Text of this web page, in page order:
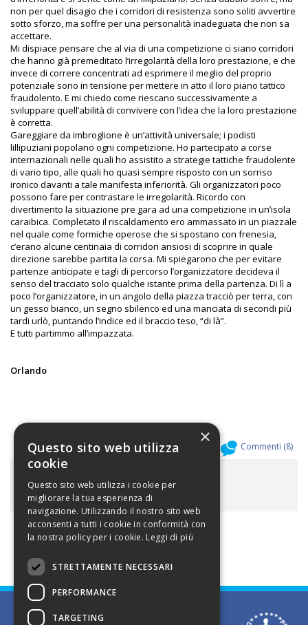
non per quel disagio che i corridori di resistenza sono soliti avvertire
sotto sforzo, ma soffre per una personalità inadeguata che non sa
accettare.
Mi dispiace pensare che al via di una competizione ci siano corridori
che hanno già premeditato l’irregolarità della loro prestazione, e che
invece di correre concentrati ad esprimere il meglio del proprio
potenziale sono in tensione per mettere in atto il loro piano tattico
fraudolento. E mi chiedo come riescano successivamente a
sviluppare quell’abilità di convivere con l’idea che la loro prestazione
è corretta.
Gareggiare da imbroglione è un’attività universale; i podisti
lillipuziani popolano ogni competizione. Ho partecipato a corse
internazionali nelle quali ho assistito a strategie tattiche fraudolente
di vario tipo, alle quali ho quasi sempre risposto con un sorriso
ironico davanti a tale manifesta inferiorità. Gli organizzatori poco
possono fare per contrastare le irregolarità. Ricordo con
divertimento la situazione pre gara ad una competizione in un’isola
caraibica. Completato il riscaldamento ero ammassato in un piazzale
nel quale come formiche operose che si spostano con frenesia,
c’erano alcune centinaia di corridori ansiosi di scoprire in quale
direzione sarebbe partita la corsa. Mi spiegarono che per evitare
partenze anticipate e tagli di percorso l’organizzatore decideva il
senso del tracciato solo qualche istante prima della partenza. Di lì a
poco l’organizzatore, in un angolo della piazza tracciò per terra, con
un gesso bianco, un segno sbilenco ed una manciata di secondi più
tardi urlò, puntando l’indice ed il braccio teso, “di là”.
E tutti partimmo all’impazzata.
Orlando
Allegati ( Commenti (8)
ALLEGATI
×
Questo sito web utilizza
cookie
Questo sito web utilizza i cookie per
migliorare la tua esperienza di
navigazione. Utilizzando il nostro sito web
acconsenti a tutti i cookie in conformità con
la nostra policy per i cookie. Leggi di più
STRETTAMENTE NECESSARI
PERFORMANCE
TARGETING